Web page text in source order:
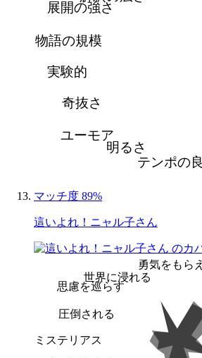
テンポの
明るさ
ユーモア
奇抜さ
実験的
物語の規模
展開の強さ
マッチ度 89%
這いよれ！ニャル子さん
勇気をもら
ミステリアス
圧倒される
思慮を巡らす
世界に浸れる